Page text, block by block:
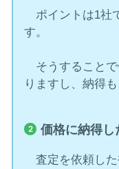
ポイントは1社
す。
そうすることで
りますし、納得
価格に納得し
査定を依頼した